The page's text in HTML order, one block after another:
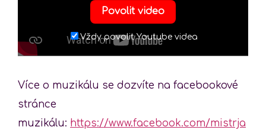
Povolit video
Vždy povolit Youtube videa
Více o muzikálu se dozvíte na facebookové
stránce
muzikálu: https://www.facebook.com/mistrja